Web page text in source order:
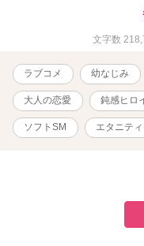
https://estar.jp/users/
https://poipiku.com/
する場合が多いにござい
文字数
ラブコメ 幼なじみ
大人の恋愛 鈍感ヒロ
ソフトSM エタニティ